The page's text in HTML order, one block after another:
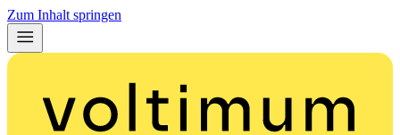
Zum Inhalt springen